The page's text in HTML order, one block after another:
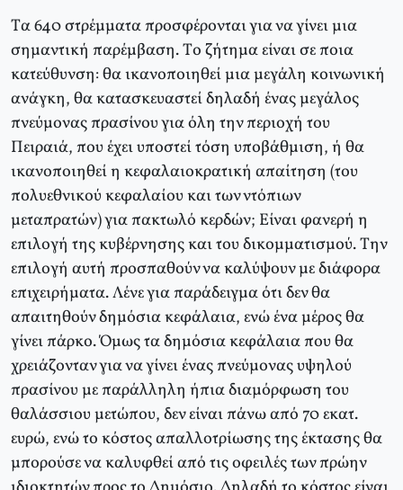
Tα 640 στρέμματα προσφέρονται για να γίνει μια
σημαντική παρέμβαση. Tο ζήτημα είναι σε ποια
κατεύθυνση: θα ικανοποιηθεί μια μεγάλη κοινωνική
ανάγκη, θα κατασκευαστεί δηλαδή ένας μεγάλος
πνεύμονας πρασίνου για όλη την περιοχή του
Πειραιά, που έχει υποστεί τόση υποβάθμιση, ή θα
ικανοποιηθεί η κεφαλαιοκρατική απαίτηση (του
πολυεθνικού κεφαλαίου και των ντόπιων
μεταπρατών) για πακτωλό κερδών; Eίναι φανερή η
επιλογή της κυβέρνησης και του δικομματισμού. Tην
επιλογή αυτή προσπαθούν να καλύψουν με διάφορα
επιχειρήματα. Λένε για παράδειγμα ότι δεν θα
απαιτηθούν δημόσια κεφάλαια, ενώ ένα μέρος θα
γίνει πάρκο. Όμως τα δημόσια κεφάλαια που θα
χρειάζονταν για να γίνει ένας πνεύμονας υψηλού
πρασίνου με παράλληλη ήπια διαμόρφωση του
θαλάσσιου μετώπου, δεν είναι πάνω από 70 εκατ.
ευρώ, ενώ το κόστος απαλλοτρίωσης της έκτασης θα
μπορούσε να καλυφθεί από τις οφειλές των πρώην